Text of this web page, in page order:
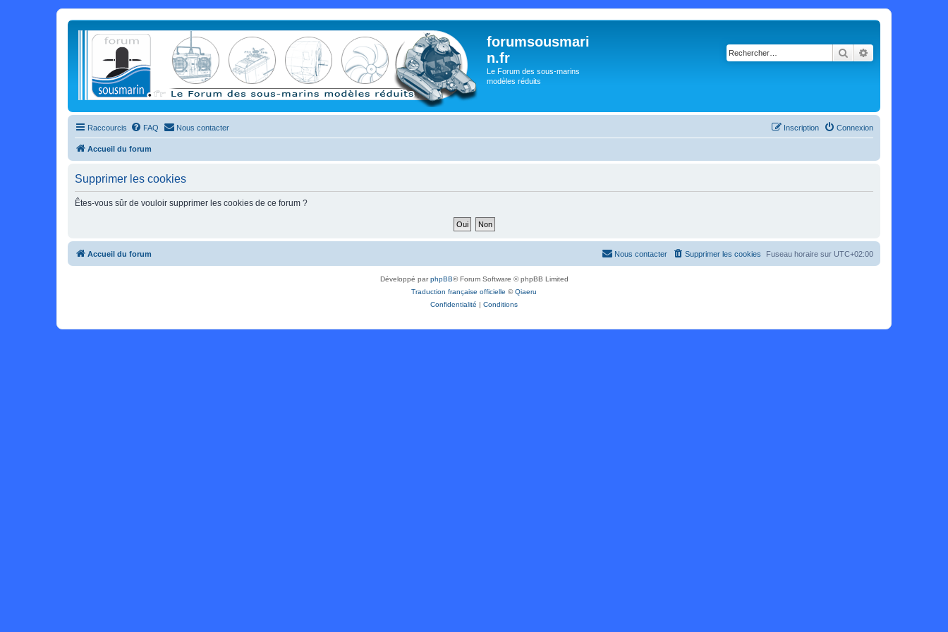
forumsousmari
n.fr
Le Forum des sous-marins
modèles réduits
Rechercher
Raccourcis FAQ Nous contacter Connexion
Inscription
Accueil du forum
Supprimer les cookies
Êtes-vous sûr de vouloir supprimer les cookies de ce forum ?
Accueil du forum Fuseau horaire sur UTC+02:00
Supprimer les cookies
Nous contacter
Développé parphpBB® Forum Software © phpBB Limited
Traduction française officielle ©Qiaeru
Confidentialité | Conditions